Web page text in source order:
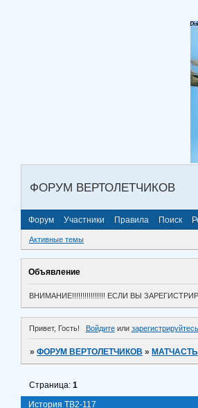
ФОРУМ ВЕРТОЛЕТЧИКОВ
Форум Участники Правила Поиск
Активные темы
Объявление
ВНИМАНИЕ!!!!!!!!!!!!!!!! ЕСЛИ ВЫ
Привет, Гость! Войдитеили зарегистрируйтесь
»ФОРУМ ВЕРТОЛЕТЧИКОВ » МАТЧАСТЬ
История ТВ2-117
Страница:1